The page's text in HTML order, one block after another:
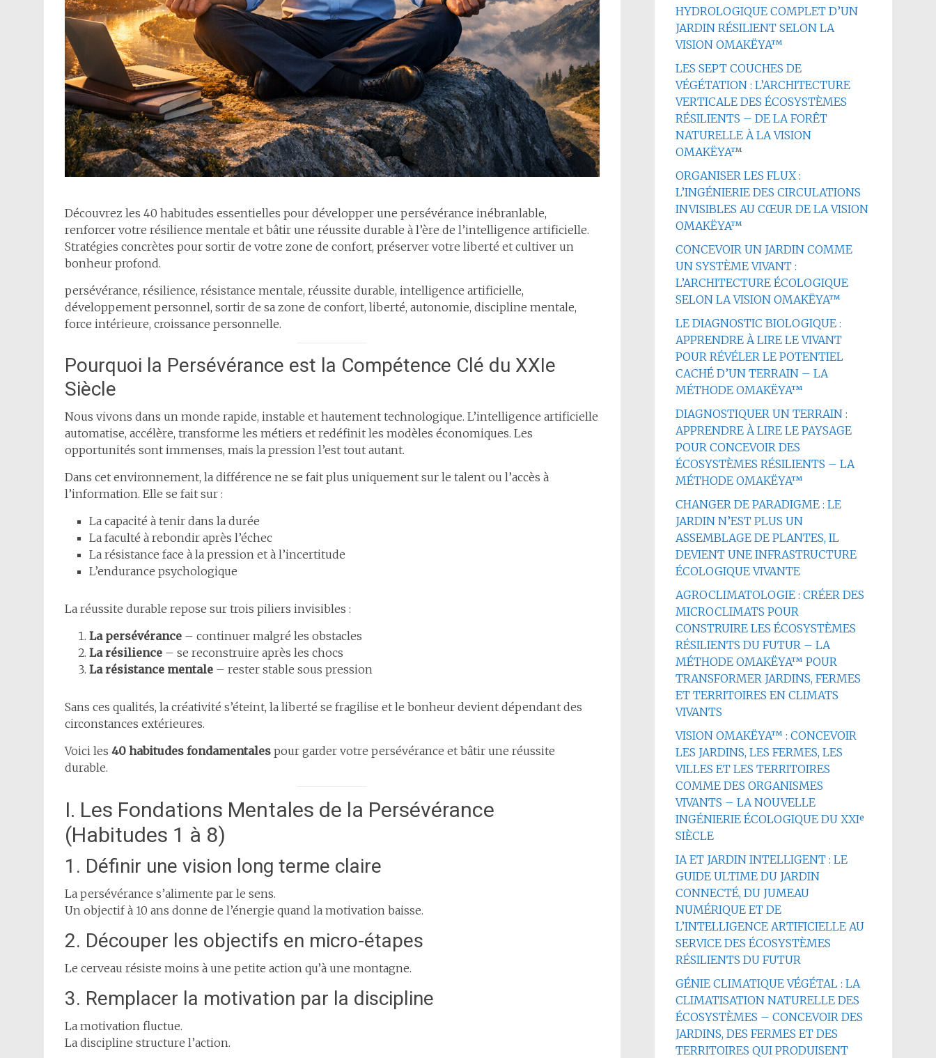
Découvrez les 40 habitudes essentielles pour développer une persévérance inébranlable,
renforcer votre résilience mentale et bâtir une réussite durable à l’ère de l’intelligence artificielle.
Stratégies concrètes pour sortir de votre zone de confort, préserver votre liberté et cultiver un
bonheur profond.
persévérance, résilience, résistance mentale, réussite durable, intelligence artificielle,
développement personnel, sortir de sa zone de confort, liberté, autonomie, discipline mentale,
force intérieure, croissance personnelle.
Pourquoi la Persévérance est la Compétence Clé du XXIe
Siècle
Nous vivons dans un monde rapide, instable et hautement technologique. L’intelligence artificielle
automatise, accélère, transforme les métiers et redéfinit les modèles économiques. Les
opportunités sont immenses, mais la pression l’est tout autant.
Dans cet environnement, la différence ne se fait plus uniquement sur le talent ou l’accès à
l’information. Elle se fait sur :
La capacité à tenir dans la durée
La faculté à rebondir après l’échec
La résistance face à la pression et à l’incertitude
L’endurance psychologique
La réussite durable repose sur trois piliers invisibles :
La persévérance – continuer malgré les obstacles
La résilience – se reconstruire après les chocs
La résistance mentale – rester stable sous pression
Sans ces qualités, la créativité s’éteint, la liberté se fragilise et le bonheur devient dépendant des
circonstances extérieures.
Voici les 40 habitudes fondamentales pour garder votre persévérance et bâtir une réussite
durable.
I. Les Fondations Mentales de la Persévérance
(Habitudes 1 à 8)
1. Définir une vision long terme claire
La persévérance s’alimente par le sens.
Un objectif à 10 ans donne de l’énergie quand la motivation baisse.
2. Découper les objectifs en micro-étapes
Le cerveau résiste moins à une petite action qu’à une montagne.
3. Remplacer la motivation par la discipline
La motivation fluctue.
La discipline structure l’action.
HYDROLOGIQUE COMPLET D’UN
JARDIN RÉSILIENT SELON LA
VISION OMAKËYA™
LES SEPT COUCHES DE
VÉGÉTATION : L’ARCHITECTURE
VERTICALE DES ÉCOSYSTÈMES
RÉSILIENTS – DE LA FORÊT
NATURELLE À LA VISION
OMAKËYA™
ORGANISER LES FLUX :
L’INGÉNIERIE DES CIRCULATIONS
INVISIBLES AU CŒUR DE LA VISION
OMAKËYA™
CONCEVOIR UN JARDIN COMME
UN SYSTÈME VIVANT :
L’ARCHITECTURE ÉCOLOGIQUE
SELON LA VISION OMAKËYA™
LE DIAGNOSTIC BIOLOGIQUE :
APPRENDRE À LIRE LE VIVANT
POUR RÉVÉLER LE POTENTIEL
CACHÉ D’UN TERRAIN – LA
MÉTHODE OMAKËYA™
DIAGNOSTIQUER UN TERRAIN :
APPRENDRE À LIRE LE PAYSAGE
POUR CONCEVOIR DES
ÉCOSYSTÈMES RÉSILIENTS – LA
MÉTHODE OMAKËYA™
CHANGER DE PARADIGME : LE
JARDIN N’EST PLUS UN
ASSEMBLAGE DE PLANTES, IL
DEVIENT UNE INFRASTRUCTURE
ÉCOLOGIQUE VIVANTE
AGROCLIMATOLOGIE : CRÉER DES
MICROCLIMATS POUR
CONSTRUIRE LES ÉCOSYSTÈMES
RÉSILIENTS DU FUTUR – LA
MÉTHODE OMAKËYA™ POUR
TRANSFORMER JARDINS, FERMES
ET TERRITOIRES EN CLIMATS
VIVANTS
VISION OMAKËYA™ : CONCEVOIR
LES JARDINS, LES FERMES, LES
VILLES ET LES TERRITOIRES
COMME DES ORGANISMES
VIVANTS – LA NOUVELLE
INGÉNIERIE ÉCOLOGIQUE DU XXIᵉ
SIÈCLE
IA ET JARDIN INTELLIGENT : LE
GUIDE ULTIME DU JARDIN
CONNECTÉ, DU JUMEAU
NUMÉRIQUE ET DE
L’INTELLIGENCE ARTIFICIELLE AU
SERVICE DES ÉCOSYSTÈMES
RÉSILIENTS DU FUTUR
GÉNIE CLIMATIQUE VÉGÉTAL : LA
CLIMATISATION NATURELLE DES
ÉCOSYSTÈMES – CONCEVOIR DES
JARDINS, DES FERMES ET DES
TERRITOIRES QUI PRODUISENT